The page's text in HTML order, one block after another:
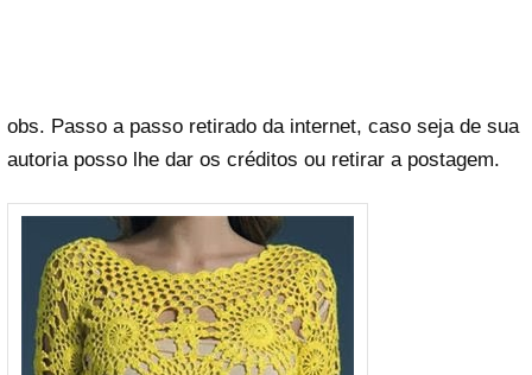
obs. Passo a passo retirado da internet, caso seja de sua
autoria posso lhe dar os créditos ou retirar a postagem.